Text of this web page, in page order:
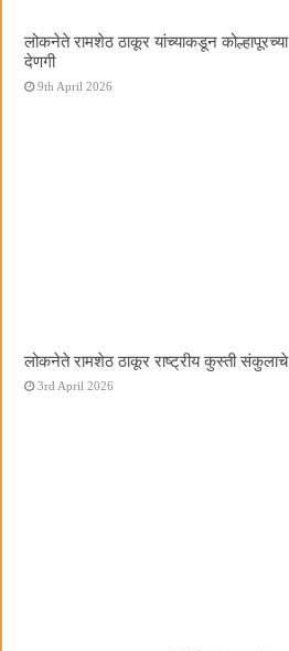
लोकनेते रामशेठ ठाकूर यांच्याकडून
देणगी
9th April 2026
लोकनेते रामशेठ ठाकूर राष्ट्रीय कुस्ती
3rd April 2026